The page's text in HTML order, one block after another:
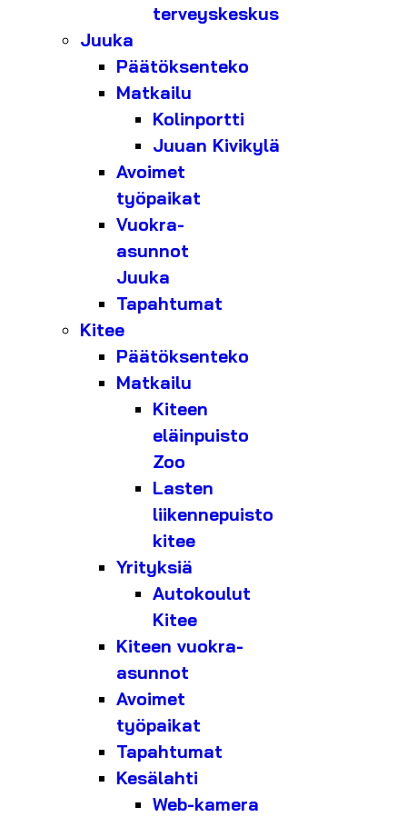
terveyskeskus
Juuka
Päätöksenteko
Matkailu
Kolinportti
Juuan Kivikylä
Avoimet
työpaikat
Vuokra-
asunnot
Juuka
Tapahtumat
Kitee
Päätöksenteko
Matkailu
Kiteen
eläinpuisto
Zoo
Lasten
liikennepuisto
kitee
Yrityksiä
Autokoulut
Kitee
Kiteen vuokra-
asunnot
Avoimet
työpaikat
Tapahtumat
Kesälahti
Web-kamera